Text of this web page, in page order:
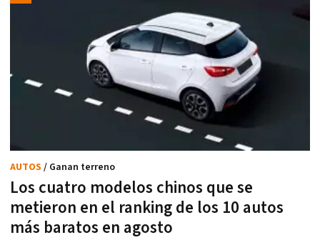
Los cuatro modelos chinos que se
metieron en el ranking de los 10 autos
más baratos en agosto
AUTOS / Ganan terreno